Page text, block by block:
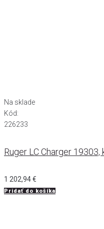
Na sklade
Kód:
226233
Ruger LC Charger 19303,
1 202,94€
Pridať do košíka